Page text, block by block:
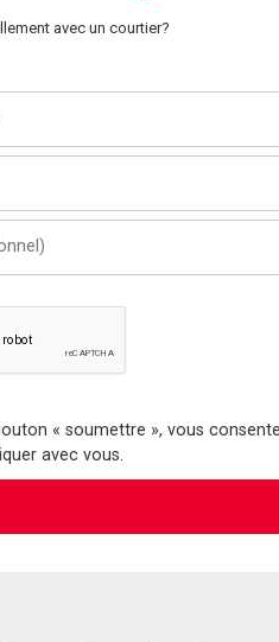
avec un courtier?
« soumettre », vous
avec vous.